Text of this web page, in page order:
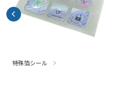
特殊箔シール